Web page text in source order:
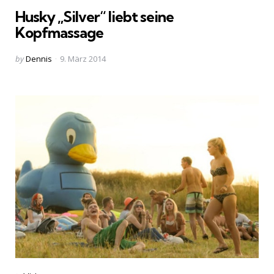
Husky „Silver“ liebt seine
Kopfmassage
Posted
byDennis 9. März 2014